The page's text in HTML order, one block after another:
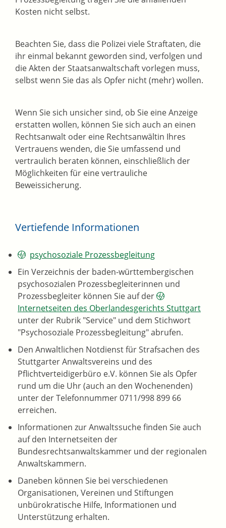
Kosten nicht selbst.
Beachten Sie, dass die Polizei viele Straftaten, die
ihr einmal bekannt geworden sind, verfolgen und
die Akten der Staatsanwaltschaft vorlegen muss,
selbst wenn Sie das als Opfer nicht (mehr) wollen.
Wenn Sie sich unsicher sind, ob Sie eine Anzeige
erstatten wollen, können Sie sich auch an einen
Rechtsanwalt oder eine Rechtsanwältin Ihres
Vertrauens wenden, die Sie umfassend und
vertraulich beraten können, einschließlich der
Möglichkeiten für eine vertrauliche
Beweissicherung.
Vertiefende Informationen
psychosoziale Prozessbegleitung
Ein Verzeichnis der baden-württembergischen
psychosozialen Prozessbegleiterinnen und
Prozessbegleiter können Sie auf der
Internetseiten des Oberlandesgerichts Stuttgart
unter der Rubrik "Service" und dem Stichwort
"Psychosoziale Prozessbegleitung" abrufen.
Den Anwaltlichen Notdienst für Strafsachen des
Stuttgarter Anwaltsvereins und des
Pflichtverteidigerbüro e.V. können Sie als Opfer
rund um die Uhr (auch an den Wochenenden)
unter der Telefonnummer 0711/998 899 66
erreichen.
Informationen zur Anwaltssuche finden Sie auch
auf den Internetseiten der
Bundesrechtsanwaltskammer und der regionalen
Anwaltskammern.
Daneben können Sie bei verschiedenen
Organisationen, Vereinen und Stiftungen
unbürokratische Hilfe, Informationen und
Unterstützung erhalten.